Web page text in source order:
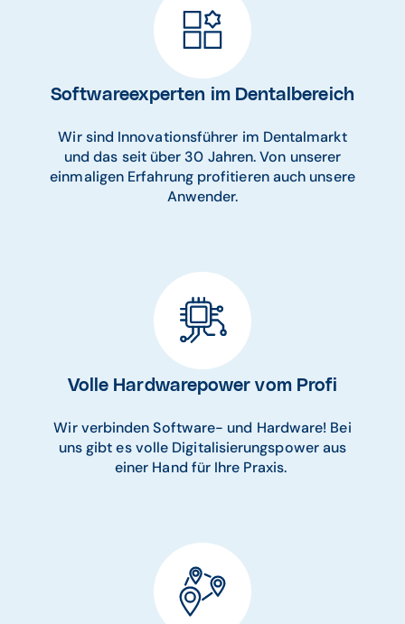
Softwareexperten im Dentalbereich
Wir sind Innovationsführer im Dentalmarkt
und das seit über 30 Jahren. Von unserer
einmaligen Erfahrung profitieren auch unsere
Anwender.
Volle Hardwarepower vom Profi
Wir verbinden Software- und Hardware! Bei
uns gibt es volle Digitalisierungspower aus
einer Hand für Ihre Praxis.